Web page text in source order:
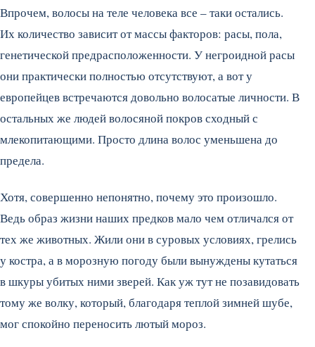
Впрочем, волосы на теле человека все – таки остались.
Их количество зависит от массы факторов: расы, пола,
генетической предрасположенности. У негроидной расы
они практически полностью отсутствуют, а вот у
европейцев встречаются довольно волосатые личности. В
остальных же людей волосяной покров сходный с
млекопитающими. Просто длина волос уменьшена до
предела.
Хотя, совершенно непонятно, почему это произошло.
Ведь образ жизни наших предков мало чем отличался от
тех же животных. Жили они в суровых условиях, грелись
у костра, а в морозную погоду были вынуждены кутаться
в шкуры убитых ними зверей. Как уж тут не позавидовать
тому же волку, который, благодаря теплой зимней шубе,
мог спокойно переносить лютый мороз.